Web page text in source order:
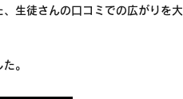
生徒さんの口コミでの広がりを大
。